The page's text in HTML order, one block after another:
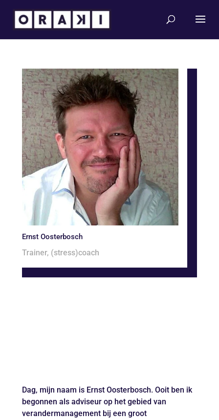
Ernst Oosterbosch
Trainer, (stress)coach
Dag, mijn naam is Ernst Oosterbosch. Ooit ben ik
begonnen als adviseur op het gebied van
verandermanagement bij een groot